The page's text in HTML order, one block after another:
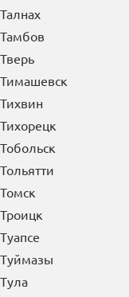
Сургут
Сызрань
Сыктывкар
Таганрог
Талдом
Талнах
Тамбов
Тверь
Тимашевск
Тихвин
Тихорецк
Тобольск
Тольятти